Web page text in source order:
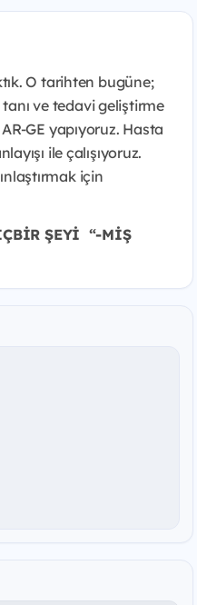
O tarihten bugüne;
ve tedavi geliştirme
GE yapıyoruz. Hasta
ile çalışıyoruz.
için
ŞEYİ “-MİŞ